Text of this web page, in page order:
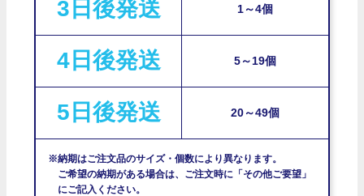
3日後発送 1～4個
4日後発送 5～19個
5日後発送 20～49個
※納期はご注文品のサイズ・個数により異なります。
ご希望の納期がある場合は、ご注文時に「その他ご要望」
にご記入ください。